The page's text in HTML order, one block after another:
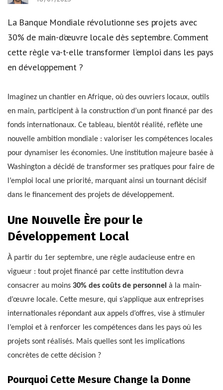
La Banque Mondiale révolutionne ses projets avec
30% de main-d’œuvre locale dès septembre. Comment
cette règle va-t-elle transformer l’emploi dans les pays
en développement ?
Imaginez un chantier en Afrique, où des ouvriers locaux, outils
en main, participent à la construction d’un pont financé par des
fonds internationaux. Ce tableau, bientôt réalité, reflète une
nouvelle ambition mondiale : valoriser les compétences locales
pour dynamiser les économies. Une institution majeure basée à
Washington a décidé de transformer ses pratiques pour faire de
l’emploi local une priorité, marquant ainsi un tournant décisif
dans le financement des projets de développement.
Une Nouvelle Ère pour le
Développement Local
À partir du 1er septembre, une règle audacieuse entre en
vigueur : tout projet financé par cette institution devra
consacrer au moins 30% des coûts de personnel à la main-
d’œuvre locale. Cette mesure, qui s’applique aux entreprises
internationales répondant aux appels d’offres, vise à stimuler
l’emploi et à renforcer les compétences dans les pays où les
projets sont réalisés. Mais quelles sont les implications
concrètes de cette décision ?
Pourquoi Cette Mesure Change la Donne